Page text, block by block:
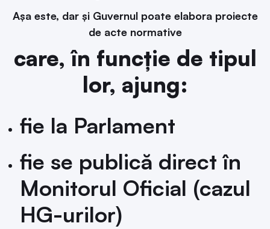
Așa este, dar și Guvernul poate elabora proiecte
de acte normative
care, în funcție de tipul
lor, ajung:
fie la Parlament
fie se publică direct în
Monitorul Oficial (cazul
HG-urilor)